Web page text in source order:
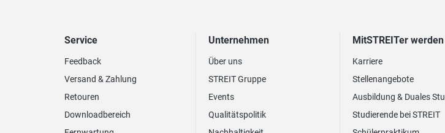
Service
Feedback
Versand & Zahlung
Retouren
Downloadbereich
Unternehmen
Über uns
STREIT Gruppe
Events
Qualitätspolitik
MitSTREITer werden
Karriere
Stellenangebote
Ausbildung & Duales
Studierende bei STREIT